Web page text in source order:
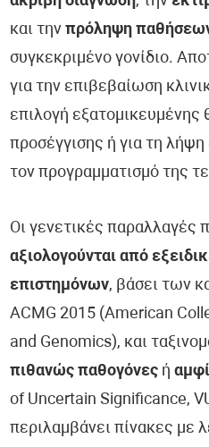
και τηνπρόληψη
συγκεκριμένο γονίδιο.
για την επιβεβαίωση
επιλογή εξατομικευμένης
προσέγγισης ή για τη
τον προγραμματισμό της
Οι γενετικές παραλλαγές
αξιολογούνται από
επιστημόνων, βάσει των
ACMG 2015 (American
and Genomics), και
πιθανώς παθογόνες ή
of Uncertain Significance,
περιλαμβάνει πίνακες με